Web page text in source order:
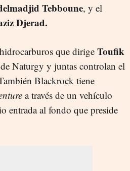
Tebboune, y el
Djerad.
que dirige Toufik
Naturgy y juntas controlan el
Blackrock tiene
a través de un vehículo
entrada al fondo que preside